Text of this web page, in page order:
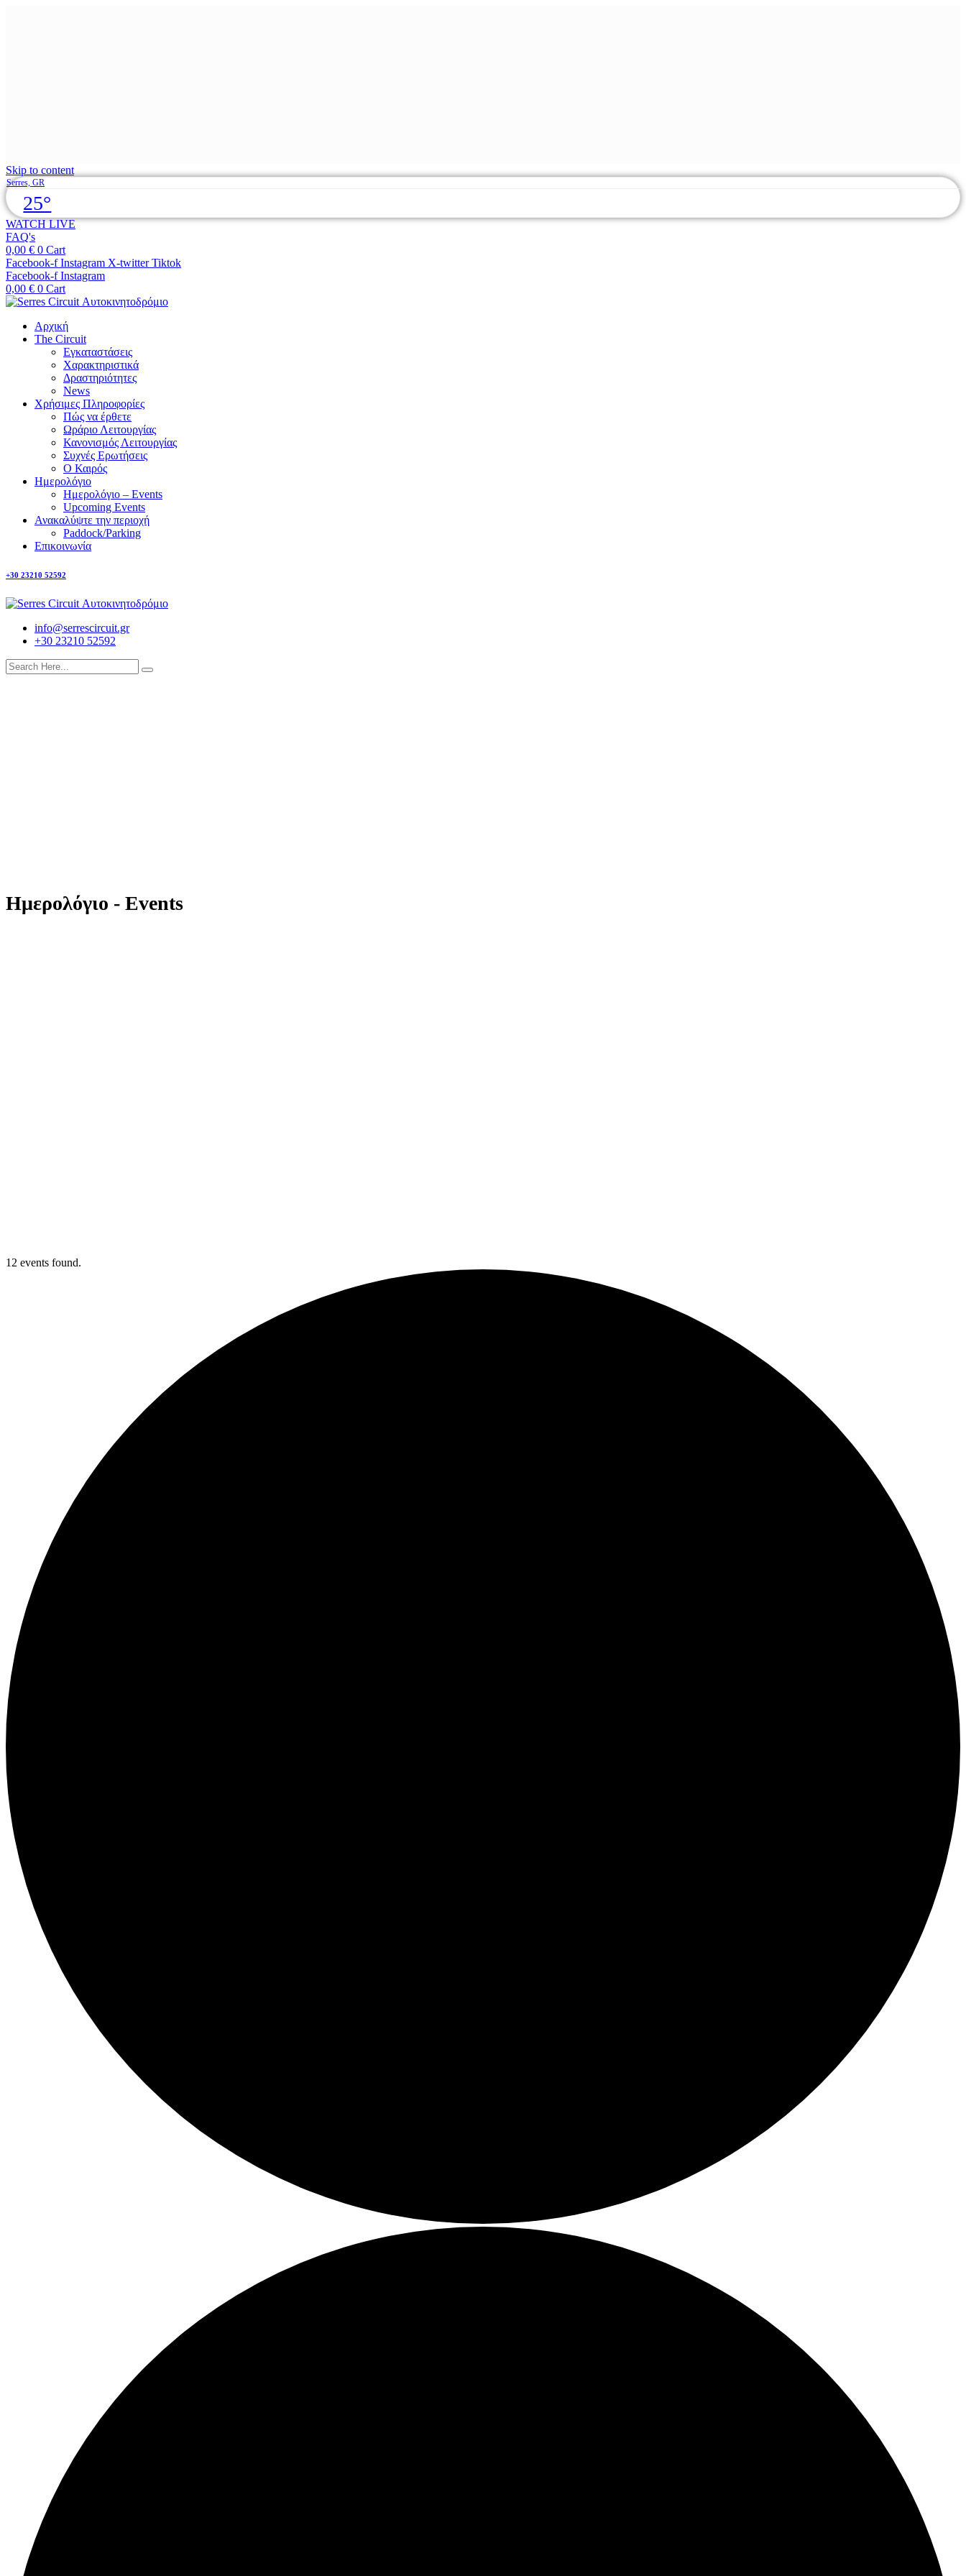
Skip to content
Serres, GR
25°
WATCH LIVE
FAQ's
0,00 € 0 Cart
Facebook-f Instagram X-twitter Tiktok
Facebook-f Instagram
0,00 € 0 Cart
Αρχική
The Circuit
Εγκαταστάσεις
Χαρακτηριστικά
Δραστηριότητες
News
Χρήσιμες Πληροφορίες
Πώς να έρθετε
Ωράριο Λειτουργίας
Κανονισμός Λειτουργίας
Συχνές Ερωτήσεις
Ο Καιρός
Ημερολόγιο
Ημερολόγιο – Events
Upcoming Events
Ανακαλύψτε την περιοχή
Paddock/Parking
Επικοινωνία
+30 23210 52592
info@serrescircuit.gr
+30 23210 52592
Ημερολόγιο - Events
12 events found.